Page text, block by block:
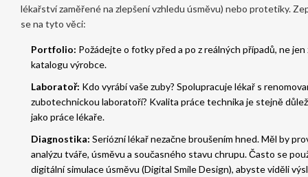
lékařství zaměřené na zlepšení vzhledu úsměvu) nebo protetiky.
se na tyto věci:
Portfolio: Požádejte o fotky před a po z reálných případů, ne jen
katalogu výrobce.
Laboratoř: Kdo vyrábí vaše zuby? Spolupracuje lékař s
zubotechnickou laboratoří? Kvalita práce technika je stejně
jako práce lékaře.
Diagnostika: Seriózní lékař nezačne broušením hned. Měl by
analýzu tváře, úsměvu a současného stavu chrupu. Často se
digitální simulace úsměvu (Digital Smile Design), abyste viděli